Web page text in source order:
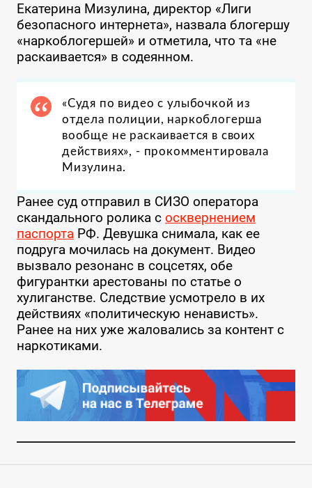
Екатерина Мизулина, директор «Лиги
безопасного интернета», назвала блогершу
«наркоблогершей» и отметила, что та «не
раскаивается» в содеянном.
«Судя по видео с улыбочкой из
отдела полиции, наркоблогерша
вообще не раскаивается в своих
действиях», - прокомментировала
Мизулина.
Ранее суд отправил в СИЗО оператора
скандального ролика с осквернением
паспорта РФ. Девушка снимала, как ее
подруга мочилась на документ. Видео
вызвало резонанс в соцсетях, обе
фигурантки арестованы по статье о
хулиганстве. Следствие усмотрело в их
действиях «политическую ненависть».
Ранее на них уже жаловались за контент с
наркотиками.